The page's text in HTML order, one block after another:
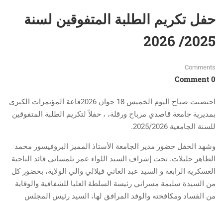
حفل تكريم الطلبة المتفوقين لسنة
2025/ 2026
Comments
0 Comment
احتضنت صباح اليوم الخميس 18 جوان 2026قاعة المؤتمرات الكبرى
بمديرية جامعة قاصدي مرباح ورقلة، ، حفلاً لتكريم الطلبة المتفوقين
للسنة الجامعية 2025/2026.
وشهد الحفل حضور مدير الجامعة الأستاذ المميز البروفيسور محمد
الطاهر حليلات. تحت إشراف السيد اللواء عمر تلمساني قائد الناحية
العسكرية الرابعة و السيد عبد الغاني فيلالي والي الولاية، بحضور كل
من السيدة سليمة مسراتي رئيسة السلطة العليا للشفافية والوقاية
من الفساد ومكافحته والوفد المرافق لها، السيد رئيس المجلس